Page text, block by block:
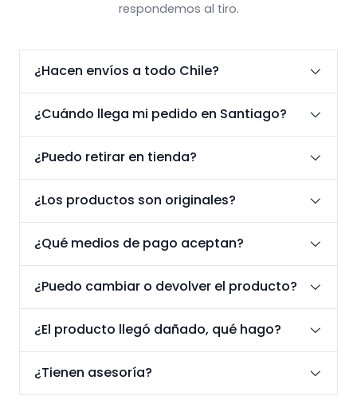
respondemos al tiro.
¿Hacen envíos a todo Chile?
¿Cuándo llega mi pedido en Santiago?
¿Puedo retirar en tienda?
¿Los productos son originales?
¿Qué medios de pago aceptan?
¿Puedo cambiar o devolver el producto?
¿El producto llegó dañado, qué hago?
¿Tienen asesoría?